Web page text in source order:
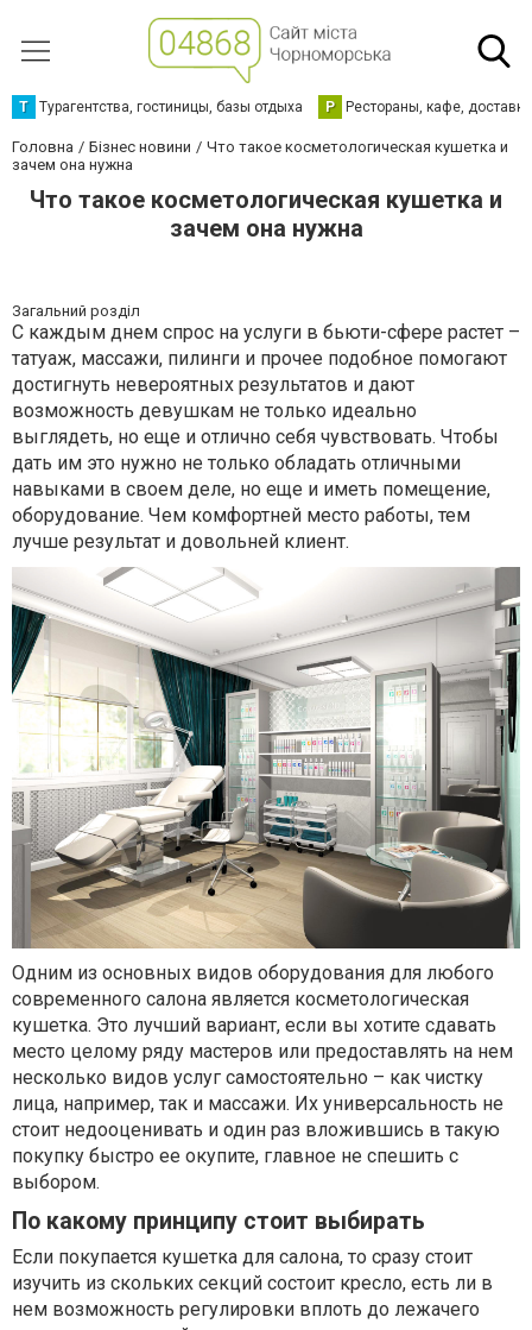
Т Турагентства, гостиницы, базы отдыха Р Рестораны, кафе,
Головна Бізнес новини
Что такое косметологическая кушетка и
зачем она нужна
Что такое косметологическая кушетка и
зачем она нужна
Загальний розділ
С каждым днем спрос на услуги в бьюти-сфере растет –
татуаж, массажи, пилинги и прочее подобное помогают
достигнуть невероятных результатов и дают
возможность девушкам не только идеально
выглядеть, но еще и отлично себя чувствовать. Чтобы
дать им это нужно не только обладать отличными
навыками в своем деле, но еще и иметь помещение,
оборудование. Чем комфортней место работы, тем
лучше результат и довольней клиент.
Одним из основных видов оборудования для любого
современного салона является косметологическая
кушетка. Это лучший вариант, если вы хотите сдавать
место целому ряду мастеров или предоставлять на нем
несколько видов услуг самостоятельно – как чистку
лица, например, так и массажи. Их универсальность не
стоит недооценивать и один раз вложившись в такую
покупку быстро ее окупите, главное не спешить с
выбором.
По какому принципу стоит выбирать
Если покупается кушетка для салона, то сразу стоит
изучить из скольких секций состоит кресло, есть ли в
нем возможность регулировки вплоть до лежачего